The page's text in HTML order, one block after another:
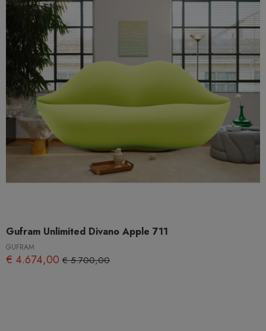
Gufram Unlimited Divano Apple 711
GUFRAM
€ 4.674,00 € 5.700,00